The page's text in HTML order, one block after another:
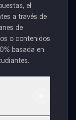
el
a través de
de
o contenidos
basada en